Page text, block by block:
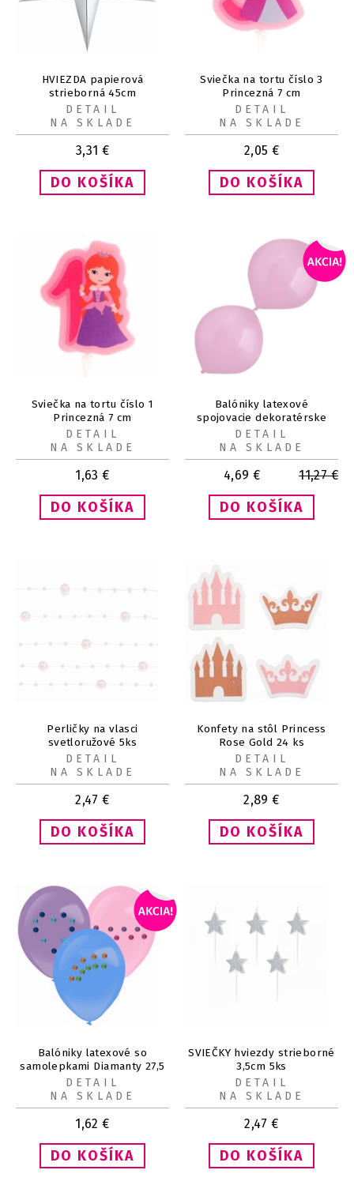
HVIEZDA papierová
strieborná 45cm
3,31 €
DETAIL
NA SKLADE
Sviečka na tortu číslo 3
Princezná 7 cm
2,05 €
DETAIL
NA SKLADE
Sviečka na tortu číslo 1
Princezná 7 cm
1,63 €
DETAIL
NA SKLADE
Balóniky latexové
spojovacie dekoratérske
perleťové ružové 30 cm, 50
ks
4,69 € 11,27€
DETAIL
NA SKLADE
Perličky na vlasci
svetloružové 5ks
2,47 €
DETAIL
NA SKLADE
Konfety na stôl Princess
Rose Gold 24 ks
2,89 €
DETAIL
NA SKLADE
Balóniky latexové so
samolepkami Diamanty 27,5
cm 3 ks
1,62 €
DETAIL
NA SKLADE
SVIEČKY hviezdy strieborné
3,5cm 5ks
2,47 €
DETAIL
NA SKLADE